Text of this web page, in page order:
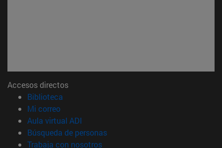
Accesos directos
Biblioteca
Mi correo(abre en nueva ventana)
Aula virtual ADI
Búsqueda de personas(abre en nueva ventana)
Trabaja con nosotros(abre en nueva ventana)